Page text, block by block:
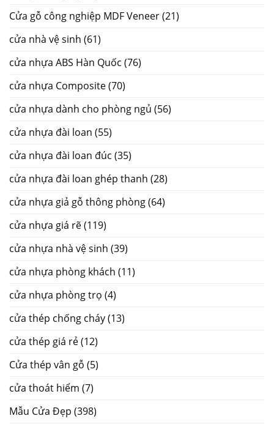
Cửa gỗ công nghiệp MDF Veneer(21)
cửa nhà vệ sinh (61)
cửa nhựa ABS Hàn Quốc (76)
cửa nhựa Composite(70)
cửa nhựa dành cho phòng ngủ (56)
cửa nhựa đài loan (55)
cửa nhựa đài loan đúc (35)
cửa nhựa đài loan ghép thanh (28)
cửa nhựa giả gỗ thông phòng(64)
cửa nhựa giá rẽ(119)
cửa nhựa nhà vệ sinh (39)
cửa nhựa phòng khách (11)
cửa nhựa phòng trọ (4)
cửa thép chống cháy(13)
cửa thép giá rẻ(12)
Cửa thép vân gỗ (5)
cửa thoát hiểm (7)
Mẫu Cửa Đẹp (398)